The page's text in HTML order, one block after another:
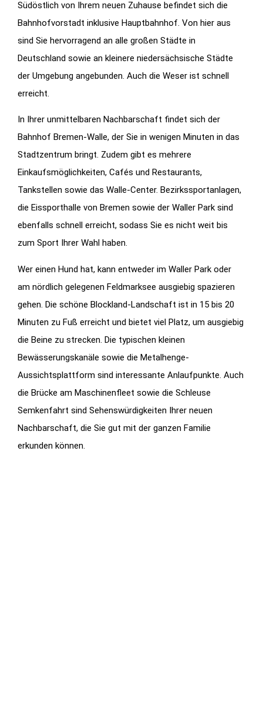
Südöstlich von Ihrem neuen Zuhause befindet sich die
Bahnhofvorstadt inklusive Hauptbahnhof. Von hier aus
sind Sie hervorragend an alle großen Städte in
Deutschland sowie an kleinere niedersächsische Städte
der Umgebung angebunden. Auch die Weser ist schnell
erreicht.
In Ihrer unmittelbaren Nachbarschaft findet sich der
Bahnhof Bremen-Walle, der Sie in wenigen Minuten in das
Stadtzentrum bringt. Zudem gibt es mehrere
Einkaufsmöglichkeiten, Cafés und Restaurants,
Tankstellen sowie das Walle-Center. Bezirkssportanlagen,
die Eissporthalle von Bremen sowie der Waller Park sind
ebenfalls schnell erreicht, sodass Sie es nicht weit bis
zum Sport Ihrer Wahl haben.
Wer einen Hund hat, kann entweder im Waller Park oder
am nördlich gelegenen Feldmarksee ausgiebig spazieren
gehen. Die schöne Blockland-Landschaft ist in 15 bis 20
Minuten zu Fuß erreicht und bietet viel Platz, um ausgiebig
die Beine zu strecken. Die typischen kleinen
Bewässerungskanäle sowie die Metalhenge-
Aussichtsplattform sind interessante Anlaufpunkte. Auch
die Brücke am Maschinenfleet sowie die Schleuse
Semkenfahrt sind Sehenswürdigkeiten Ihrer neuen
Nachbarschaft, die Sie gut mit der ganzen Familie
erkunden können.